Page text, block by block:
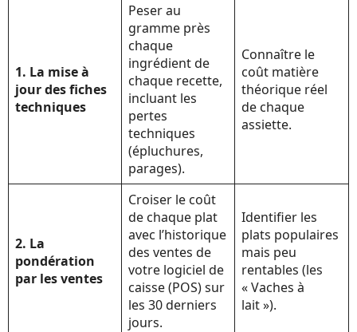
1. La mise à
jour des fiches
techniques
Peser au
gramme près
chaque
ingrédient de
chaque recette,
incluant les
pertes
techniques
(épluchures,
parages).
Connaître le
coût matière
théorique réel
de chaque
assiette.
2. La
pondération
par les ventes
Croiser le coût
de chaque plat
avec l’historique
des ventes de
votre logiciel de
caisse (POS) sur
les 30 derniers
jours.
Identifier les
plats populaires
mais peu
rentables (les
« Vaches à
lait »).